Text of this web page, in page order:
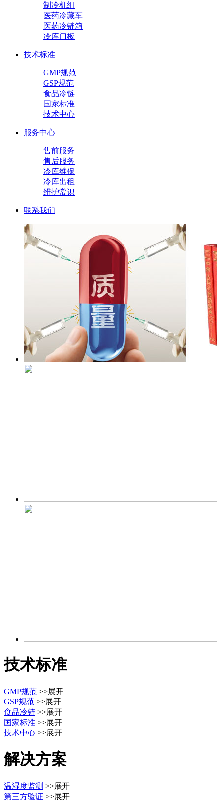
制冷机组
医药冷藏车
医药冷链箱
冷库门板
技术标准
GMP规范
GSP规范
食品冷链
国家标准
技术中心
服务中心
售前服务
售后服务
冷库维保
冷库出租
维护常识
联系我们
技术标准
GMP规范 >>展开
GSP规范 >>展开
食品冷链 >>展开
国家标准 >>展开
技术中心 >>展开
解决方案
温湿度监测 >>展开
第三方验证 >>展开